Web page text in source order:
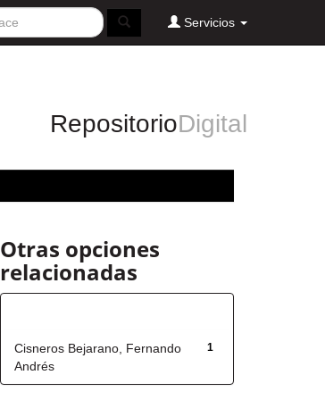
Servicios
RepositorioDigital
Otras opciones
relacionadas
1
Cisneros Bejarano, Fernando
Andrés